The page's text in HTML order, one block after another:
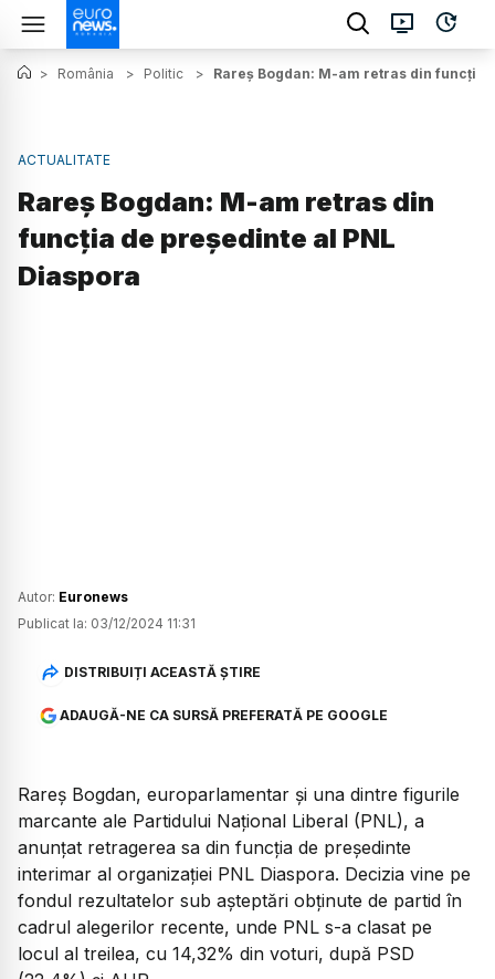
> România > Politic > Rareş Bogdan: M-am retras din funcţia
ACTUALITATE
Rareş Bogdan: M-am retras din
funcţia de preşedinte al PNL
Diaspora
Autor: Euronews
Publicat la: 03/12/2024 11:31
DISTRIBUIȚI ACEASTĂ ȘTIRE
ADAUGĂ-NE CA SURSĂ PREFERATĂ PE GOOGLE
Rareș Bogdan, europarlamentar și una dintre figurile
marcante ale Partidului Național Liberal (PNL), a
anunțat retragerea sa din funcția de președinte
interimar al organizației PNL Diaspora. Decizia vine pe
fondul rezultatelor sub așteptări obținute de partid în
cadrul alegerilor recente, unde PNL s-a clasat pe
locul al treilea, cu 14,32% din voturi, după PSD